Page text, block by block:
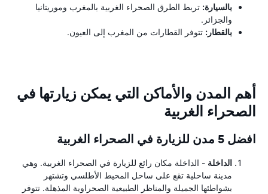
بالسيارة: تربط الطرق الصحراء الغربية بالمغرب وموريتانيا
والجزائر.
بالقطار: تتوفر القطارات من المغرب إلى العيون.
أهم المدن والأماكن التي يمكن زيارتها في
الصحراء الغربية
افضل 5 مدن للزيارة في الصحراء الغربية
الداخلة - الداخلة مكان رائع للزيارة في الصحراء الغربية. وهي
مدينة ساحلية تقع على ساحل المحيط الأطلسي وتشتهر
بشواطئها الجميلة والمناظر الطبيعية الصحراوية المذهلة. تتوفر